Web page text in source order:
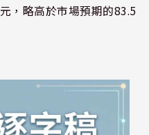
，略高於市場預期的83.5